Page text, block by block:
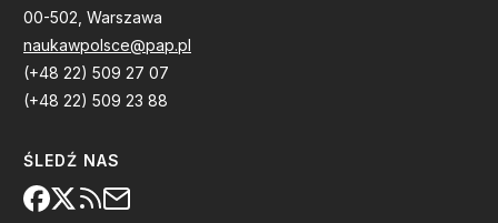
00-502, Warszawa
naukawpolsce@pap.pl
(+48 22) 509 27 07
(+48 22) 509 23 88
ŚLEDŹ NAS